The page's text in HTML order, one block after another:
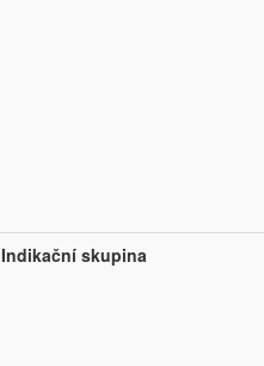
Indikační skupina